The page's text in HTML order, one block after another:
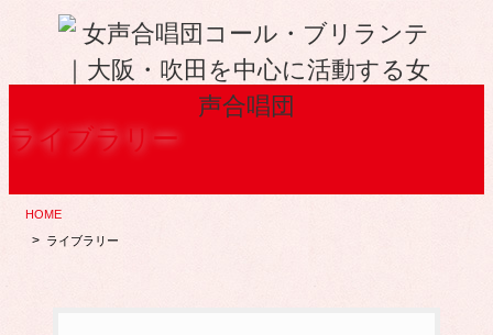
移
ン
動
ライブラリー
HOME
ライブラリー